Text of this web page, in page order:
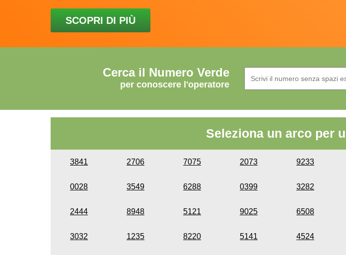
SCOPRI DI PIÙ
Cerca il Numero Verde
per conoscere l'operatore
Seleziona un arco per
3841 2706 7075 2073 9233
0028 3549 6288 0399 3282
2444 8948 5121 9025 6508
3032 1235 8220 5141 4524